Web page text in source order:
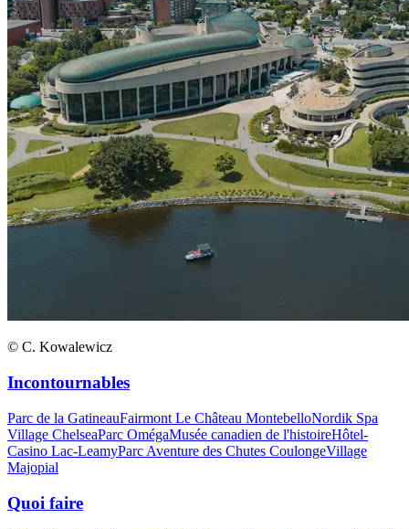
© C. Kowalewicz
Incontournables
Parc de la GatineauFairmont Le Château MontebelloNordik Spa
Village ChelseaParc OmégaMusée canadien de l'histoireHôtel-
Casino Lac-LeamyParc Aventure des Chutes CoulongeVillage
Majopial
Quoi faire